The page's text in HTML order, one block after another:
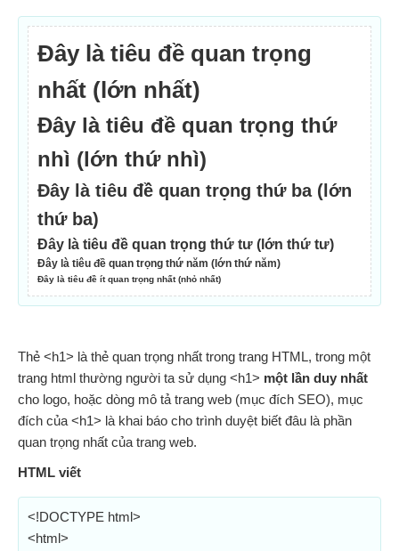
Đây là tiêu đề quan trọng
nhất (lớn nhất)
Đây là tiêu đề quan trọng thứ
nhì (lớn thứ nhì)
Đây là tiêu đề quan trọng thứ ba (lớn
thứ ba)
Đây là tiêu đề quan trọng thứ tư (lớn thứ tư)
Đây là tiêu đề quan trọng thứ năm (lớn thứ năm)
Đây là tiêu đề ít quan trọng nhất (nhỏ nhất)
Thẻ <h1> là thẻ quan trọng nhất trong trang HTML, trong một
trang html thường người ta sử dụng <h1> một lần duy nhất
cho logo, hoặc dòng mô tả trang web (mục đích SEO), mục
đích của <h1> là khai báo cho trình duyệt biết đâu là phần
quan trọng nhất của trang web.
HTML viết
<!DOCTYPE html>
<html>